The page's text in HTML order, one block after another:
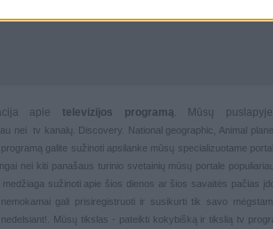
apie televizijos programą. Mūsų
nei tv kanalų. Discovery. National geographic, Animal
galite sužinoti apsilanke mūsų specializuotame
nei kiti panašaus turinio svetainių mūsų portale
sužinoti apie šios dienos ar šios savaitės pačias
gali prisiregistruoti ir susikurti tik savo
Mūsų tikslas - pateikti kokybišką ir tikslią tv